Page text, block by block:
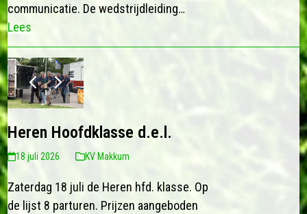
communicatie. De wedstrijdleiding…
Lees
previous
slide
next
slide
Heren Hoofdklasse d.e.l.
18 juli 2026 KV Makkum
Zaterdag 18 juli de Heren hfd. klasse. Op
de lijst 8 parturen. Prijzen aangeboden